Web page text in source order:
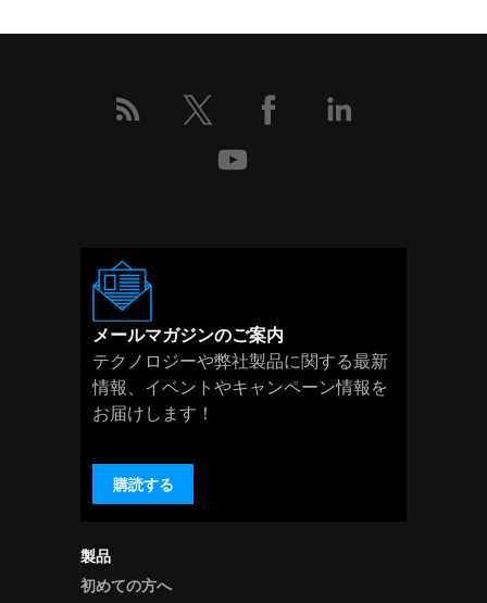
の
詳
細
製品
初めての方へ
メールマガジンのご案内
テクノロジーや弊社製品に関する最新
情報、イベントやキャンペーン情報を
お届けします！
購読する